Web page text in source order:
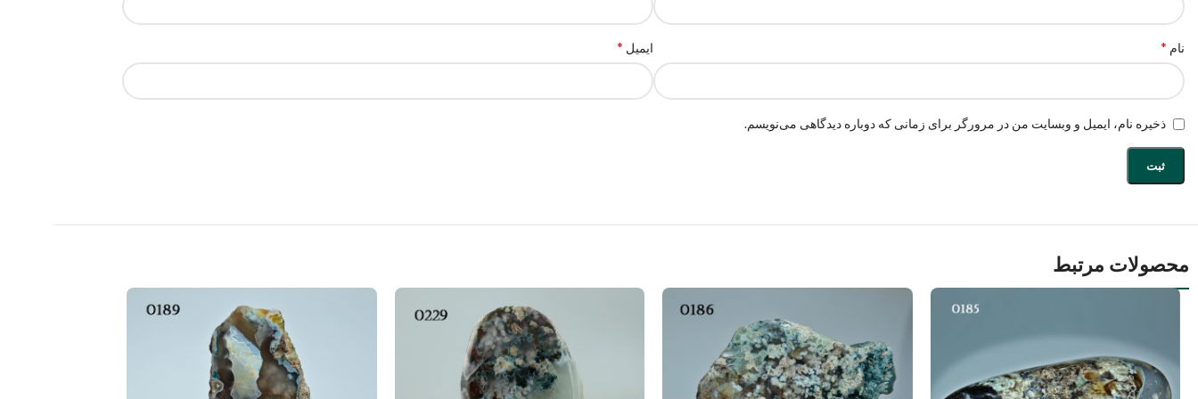
نام * ایمیل *
ذخیره نام، ایمیل و وبسایت من در مرورگر برای زمانی که دوباره دیدگاهی می‌نویسم.
محصولات مرتبط